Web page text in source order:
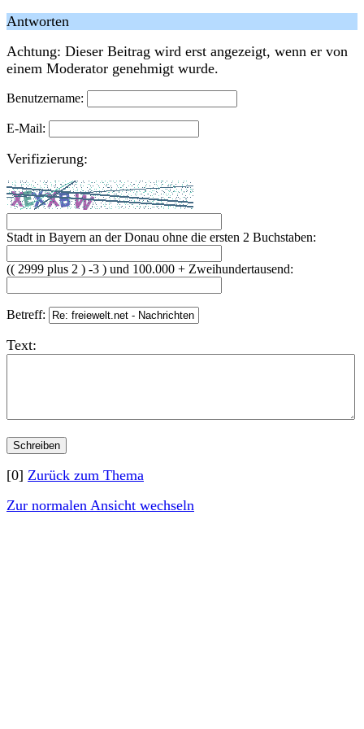
Antworten
Achtung: Dieser Beitrag wird erst angezeigt, wenn er von
einem Moderator genehmigt wurde.
Benutzername:
E-Mail:
Verifizierung:
Stadt in Bayern an der Donau ohne die ersten 2 Buchstaben:
(( 2999 plus 2 ) -3 ) und 100.000 + Zweihundertausend:
Betreff:
Text:
[0] Zurück zum Thema
Zur normalen Ansicht wechseln